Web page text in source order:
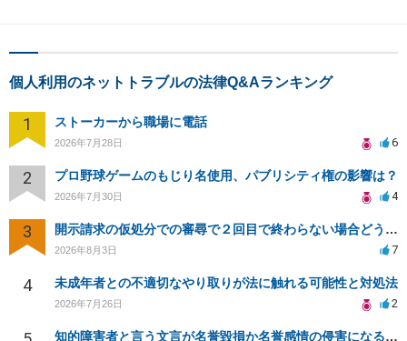
個人利用のネットトラブルの法律Q&Aランキング
1 ストーカーから職場に電話
2026年7月28日 6
2 プロ野球ゲームのもじり名使用、パブリシティ権の影響は？
2026年7月30日 4
3 開示請求の仮処分での審尋で２回目で終わらない場合どうしたらいいですか
2026年8月3日 7
4 未成年者との不適切なやり取りが法に触れる可能性と対処法
2026年7月26日 2
知的障害者と言う文言が名誉毀損か名誉感情の侵害になるか教えてほしい。